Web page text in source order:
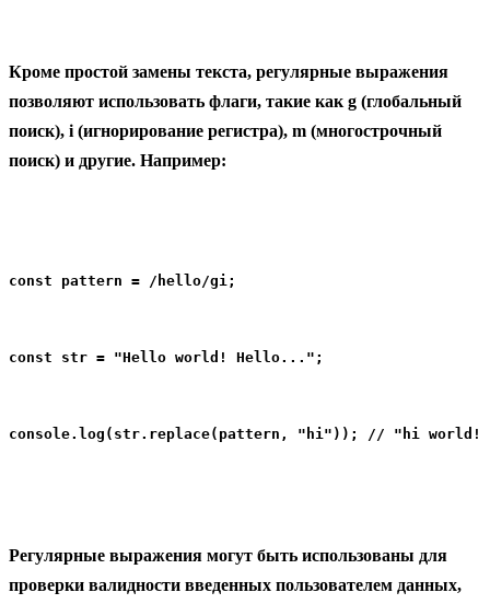
Кроме простой замены текста, регулярные выражения
позволяют использовать флаги, такие как g (глобальный
поиск), i (игнорирование регистра), m (многострочный
поиск) и другие. Например:
const pattern = /hello/gi;
const str = "Hello world! Hello...";
console.log(str.replace(pattern, "hi")); // "hi
Регулярные выражения могут быть использованы для
проверки валидности введенных пользователем данных,